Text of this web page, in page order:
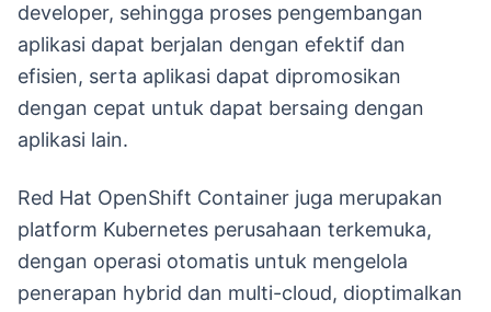
developer, sehingga proses pengembangan
aplikasi dapat berjalan dengan efektif dan
efisien, serta aplikasi dapat dipromosikan
dengan cepat untuk dapat bersaing dengan
aplikasi lain.
Red Hat OpenShift Container juga merupakan
platform Kubernetes perusahaan terkemuka,
dengan operasi otomatis untuk mengelola
penerapan hybrid dan multi-cloud, dioptimalkan